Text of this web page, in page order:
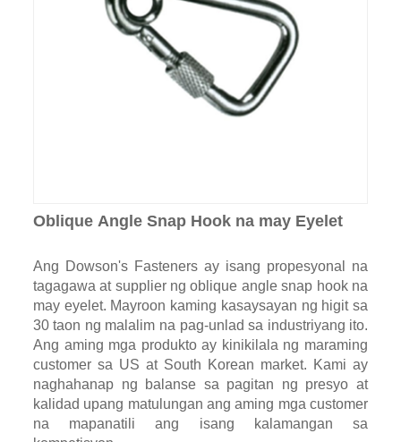
Oblique Angle Snap Hook na may Eyelet
Ang Dowson's Fasteners ay isang propesyonal na
tagagawa at supplier ng oblique angle snap hook na
may eyelet. Mayroon kaming kasaysayan ng higit sa
30 taon ng malalim na pag-unlad sa industriyang ito.
Ang aming mga produkto ay kinikilala ng maraming
customer sa US at South Korean market. Kami ay
naghahanap ng balanse sa pagitan ng presyo at
kalidad upang matulungan ang aming mga customer
na mapanatili ang isang kalamangan sa